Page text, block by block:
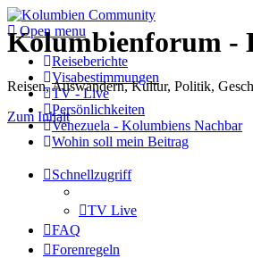
Kolumbienforum -
Reisen, Auswandern, Kultur, Politik,
Zum Inhalt
Open menu
Reiseberichte
Visabestimmungen
TV - Live
Persönlichkeiten
Venezuela - Kolumbiens Nachbar
Wohin soll mein Beitrag
Schnellzugriff
TV Live
FAQ
Forenregeln